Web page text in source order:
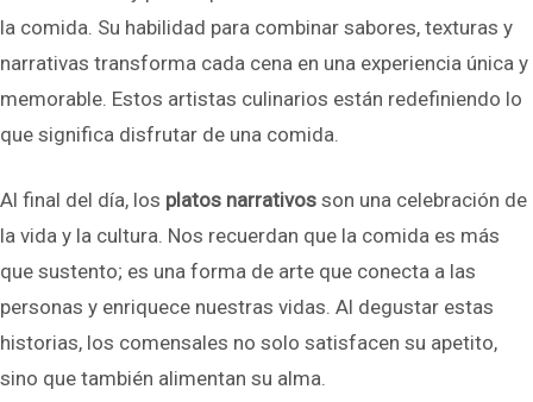
la comida. Su habilidad para combinar sabores, texturas y
narrativas transforma cada cena en una experiencia única y
memorable. Estos artistas culinarios están redefiniendo lo
que significa disfrutar de una comida.
Al final del día, los platos narrativos son una celebración de
la vida y la cultura. Nos recuerdan que la comida es más
que sustento; es una forma de arte que conecta a las
personas y enriquece nuestras vidas. Al degustar estas
historias, los comensales no solo satisfacen su apetito,
sino que también alimentan su alma.